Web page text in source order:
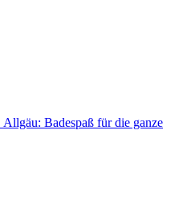
Badespaß für die ganze